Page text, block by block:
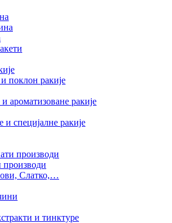
поклон ракије
ароматизоване ракије
и специјалне ракије
производи
Слатко,…
и тинктуре